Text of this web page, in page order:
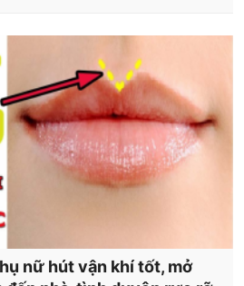
nữ hút vận khí tốt, mở